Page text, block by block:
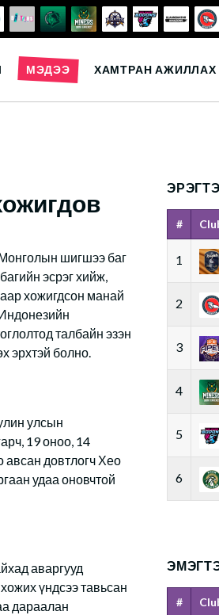
МЭДЭЭ ХАМТРАН АЖИЛЛАХ
шигшээ баг
эсрэг хийж,
хожигдсон манай
талбайн эзэн
эрхтэй болно.
улсын
19 оноо, 14
авсан довтлогч Хео
удаа оновчтой
аваргууд
үндсээ тавьсан
дараалан
#
1
2
3
4
5
6
#